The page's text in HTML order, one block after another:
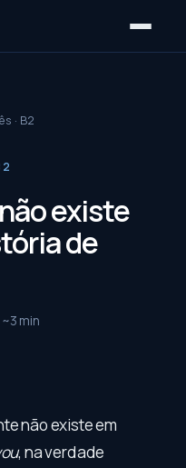
· B2
existe
de
3 min
não existe em
, na verdade